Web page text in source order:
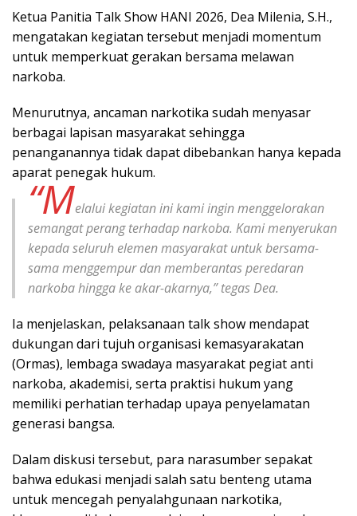
Ketua Panitia Talk Show HANI 2026, Dea Milenia, S.H.,
mengatakan kegiatan tersebut menjadi momentum
untuk memperkuat gerakan bersama melawan
narkoba.
Menurutnya, ancaman narkotika sudah menyasar
berbagai lapisan masyarakat sehingga
penanganannya tidak dapat dibebankan hanya kepada
aparat penegak hukum.
“Melalui kegiatan ini kami ingin menggelorakan
semangat perang terhadap narkoba. Kami menyerukan
kepada seluruh elemen masyarakat untuk bersama-
sama menggempur dan memberantas peredaran
narkoba hingga ke akar-akarnya,” tegas Dea.
Ia menjelaskan, pelaksanaan talk show mendapat
dukungan dari tujuh organisasi kemasyarakatan
(Ormas), lembaga swadaya masyarakat pegiat anti
narkoba, akademisi, serta praktisi hukum yang
memiliki perhatian terhadap upaya penyelamatan
generasi bangsa.
Dalam diskusi tersebut, para narasumber sepakat
bahwa edukasi menjadi salah satu benteng utama
untuk mencegah penyalahgunaan narkotika,